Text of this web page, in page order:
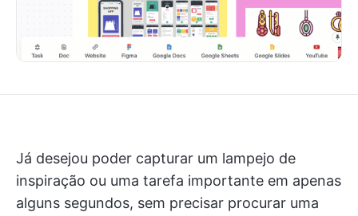
Já desejou poder capturar um lampejo de
inspiração ou uma tarefa importante em apenas
alguns segundos, sem precisar procurar uma